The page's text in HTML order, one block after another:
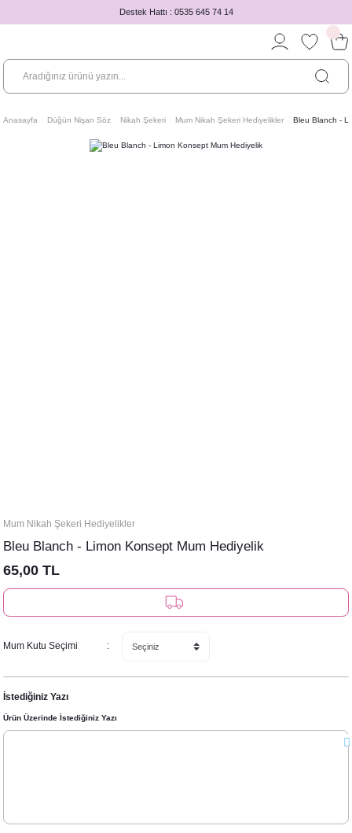
Destek Hattı : 0535 645 74 14
Anasayfa Düğün Nişan Söz Nikah Şekeri Mum Nikah Şekeri Hediyelikler Bleu Blanch -
Mum Nikah Şekeri Hediyelikler
Bleu Blanch - Limon Konsept Mum Hediyelik
65,00 TL
Mum Kutu Seçimi
İstediğiniz Yazı
Ürün Üzerinde İstediğiniz Yazı